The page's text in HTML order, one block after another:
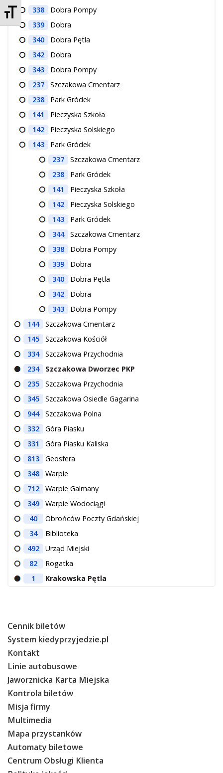
Zmień rozmiar czcionek
338
Dobra Pompy
339
Dobra
340
Dobra Pętla
342
Dobra
343
Dobra Pompy
237
Szczakowa Cmentarz
238
Park Gródek
141
Pieczyska Szkoła
142
Pieczyska Solskiego
143
Park Gródek
237
Szczakowa Cmentarz
238
Park Gródek
141
Pieczyska Szkoła
142
Pieczyska Solskiego
143
Park Gródek
344
Szczakowa Cmentarz
338
Dobra Pompy
339
Dobra
340
Dobra Pętla
342
Dobra
343
Dobra Pompy
144
Szczakowa Cmentarz
145
Szczakowa Kościół
334
Szczakowa Przychodnia
234
Szczakowa Dworzec PKP
235
Szczakowa Przychodnia
345
Szczakowa Osiedle Gagarina
944
Szczakowa Polna
332
Góra Piasku
331
Góra Piasku Kaliska
813
Geosfera
348
Warpie
712
Warpie Galmany
349
Warpie Wodociągi
40
Obrońców Poczty Gdańskiej
34
Biblioteka
492
Urząd Miejski
82
Rogatka
1
Krakowska Pętla
Cennik biletów
System kiedyprzyjedzie.pl
Kontakt
Linie autobusowe
Jaworznicka Karta Miejska
Kontrola biletów
Misja firmy
Multimedia
Mapa przystanków
Automaty biletowe
Centrum Obsługi Klienta